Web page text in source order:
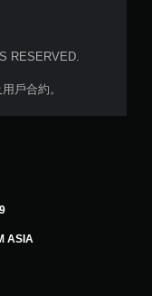
RESERVED.
戶合約。
ASIA